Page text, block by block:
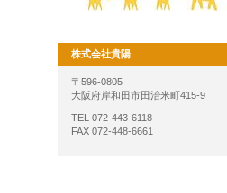
株式会社貴陽
〒596-0805
大阪府岸和田市田治米町415-9
TEL 072-443-6118
FAX 072-448-6661